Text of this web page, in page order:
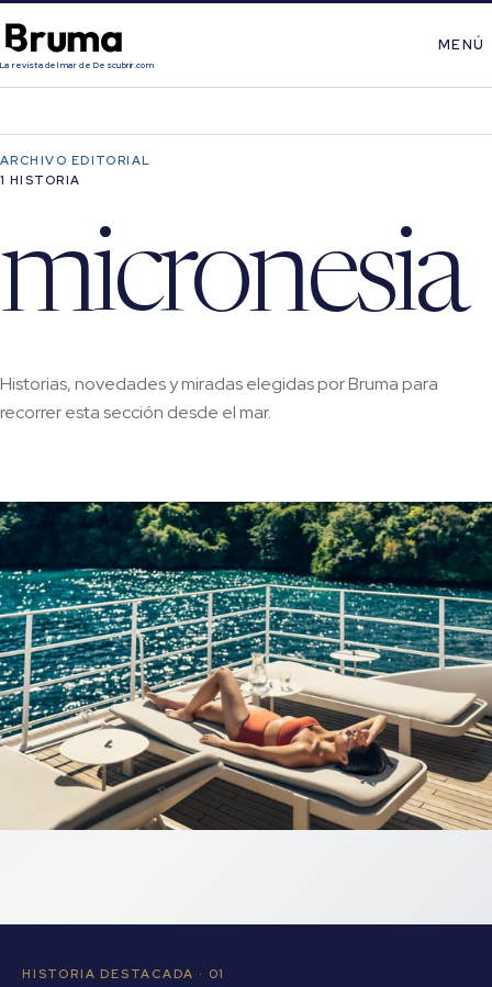
La revista del mar de Descubrir.com
MENÚ
ARCHIVO EDITORIAL
1 HISTORIA
micronesia
Historias, novedades y miradas elegidas por Bruma para
recorrer esta sección desde el mar.
HISTORIA DESTACADA · 01